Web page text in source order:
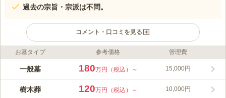
過去の宗旨・宗派は不問。
コメント・口コミを見る
ライフドット編集部のコメント
京王井の頭線「駒場東大前駅」より徒歩3分、 東急田園都市線
花の購入などできる周辺施設も整っているので、いつでもお参り
に行ける、利便性の高い墓苑です。 施設全体が比較的新しく、
お墓タイプ 参考価格 管理費
一般墓 180万円（税込）～ 15,000円
樹木葬 120万円（税込）～ 10,000円